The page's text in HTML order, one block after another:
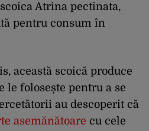
Atrina pectinata,
pentru consum în
această scoică produce
le folosește pentru a se
au descoperit că
asemănătoare cu cele